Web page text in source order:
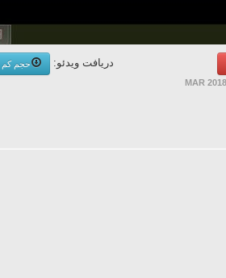
دریافت ویدئو: حجم کم